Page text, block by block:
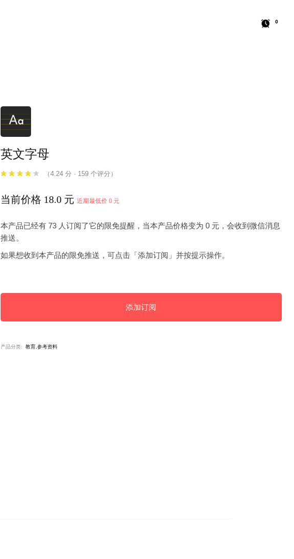
0
英文字母
（4.24 分 · 159 个评分）
当前价格 18.0 元 近期最低价 0 元
本产品已经有 73 人订阅了它的限免提醒，当本产品价格变为 0 元，会收到微信消息
推送。
如果想收到本产品的限免推送，可点击「添加订阅」并按提示操作。
添加订阅
产品分类: 教育,参考资料